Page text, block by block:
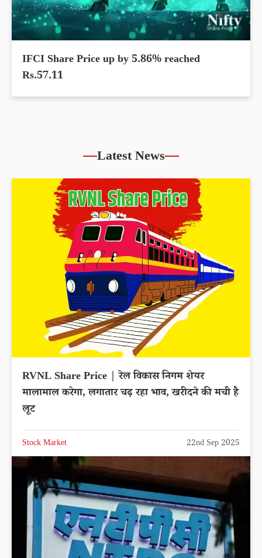
IFCI Share Price up by 5.86% reached
Rs.57.11
Latest News
RVNL Share Price | रेल विकास निगम शेयर
मालामाल करेगा, लगातार चढ़ रहा भाव, खरीदने की मची है
लूट
Stock Market 22nd Sep 2025